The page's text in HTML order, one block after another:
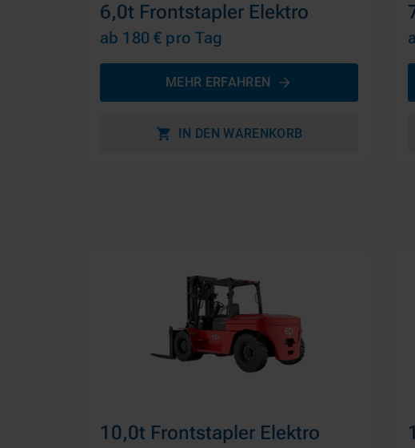
6,0t Frontstapler Elektro
ab 180 € pro Tag
MEHR ERFAHREN
IN DEN WARENKORB
10,0t Frontstapler Elektro